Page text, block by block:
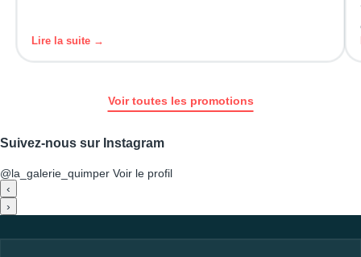
Lire la suite →
Voir toutes les promotions
Suivez-nous sur Instagram
@la_galerie_quimper Voir le profil
‹
›